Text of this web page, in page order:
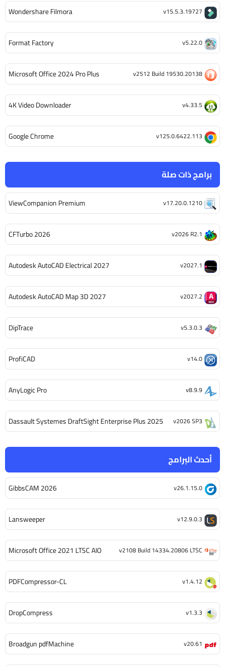
أحدث البرامج
GibbsCAM 2026 v26.1.15.0
Lansweeper v12.9.0.3
Microsoft Office 2021 LTSC AIO v2108 Build 14334.20806 LTSC
PDFCompressor-CL v1.4.12
DropCompress v1.3.3
Broadgun pdfMachine v20.61
برامج ذات صلة
ViewCompanion Premium v17.20.0.1210
CFTurbo 2026 v2026 R2.1
Autodesk AutoCAD Electrical 2027 v2027.1
Autodesk AutoCAD Map 3D 2027 v2027.2
DipTrace v5.3.0.3
ProfiCAD v14.0
AnyLogic Pro v8.9.9
Dassault Systemes DraftSight Enterprise Plus 2025 v2026 SP3
Wondershare Filmora v15.5.3.19727
Format Factory v5.22.0
Microsoft Office 2024 Pro Plus v2512 Build 19530.20138
4K Video Downloader v4.33.5
Google Chrome v125.0.6422.113